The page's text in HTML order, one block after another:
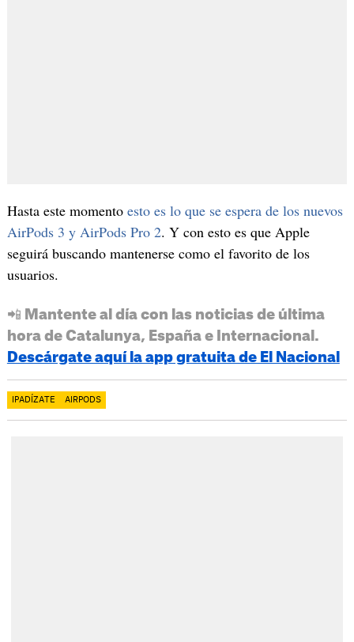
Hasta este momento esto es lo que se espera de los nuevos
AirPods 3 y AirPods Pro 2. Y con esto es que Apple
seguirá buscando mantenerse como el favorito de los
usuarios.
📲 Mantente al día con las noticias de última
hora de Catalunya, España e Internacional.
Descárgate aquí la app gratuita de El Nacional
IPADÍZATE AIRPODS